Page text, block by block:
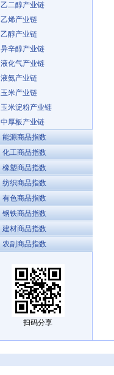
乙二醇产业链
乙烯产业链
乙醇产业链
异辛醇产业链
液化气产业链
液氨产业链
玉米产业链
玉米淀粉产业链
中厚板产业链
能源商品指数
化工商品指数
橡塑商品指数
纺织商品指数
有色商品指数
钢铁商品指数
建材商品指数
农副商品指数
扫码分享